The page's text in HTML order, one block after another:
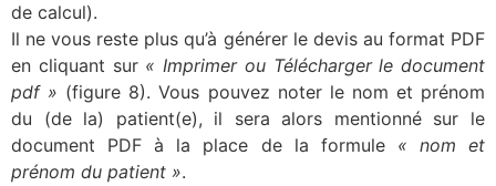
de calcul).
Il ne vous reste plus qu’à générer le devis au format PDF
en cliquant sur « Imprimer ou Télécharger le document
pdf » (figure 8). Vous pouvez noter le nom et prénom
du (de la) patient(e), il sera alors mentionné sur le
document PDF à la place de la formule « nom et
prénom du patient ».